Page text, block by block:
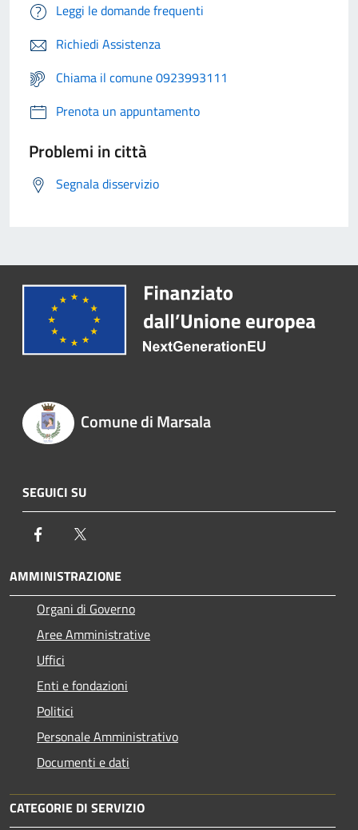
Leggi le domande frequenti
Richiedi Assistenza
Chiama il comune 0923993111
Prenota un appuntamento
Problemi in città
Segnala disservizio
Comune di Marsala
SEGUICI SU
Facebook
AMMINISTRAZIONE
Organi di Governo
Aree Amministrative
Uffici
Enti e fondazioni
Politici
Personale Amministrativo
Documenti e dati
CATEGORIE DI SERVIZIO